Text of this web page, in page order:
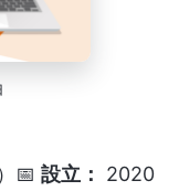
📅 設立：
2020